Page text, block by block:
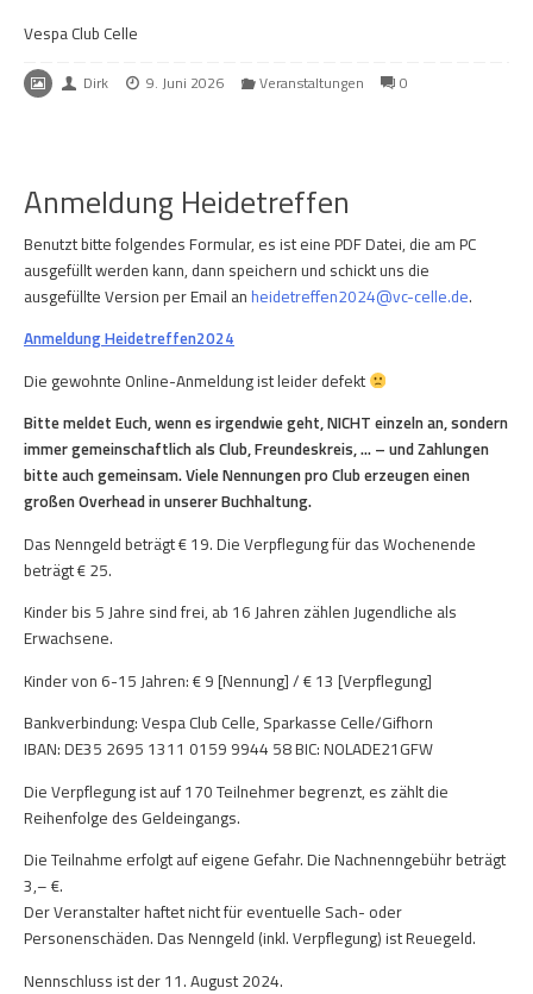
Vespa Club Celle
Dirk 9. Juni 2026 Veranstaltungen 0
Anmeldung Heidetreffen
Benutzt bitte folgendes Formular, es ist eine PDF Datei, die am PC
ausgefüllt werden kann, dann speichern und schickt uns die
ausgefüllte Version per Email an heidetreffen2024@vc-celle.de.
Anmeldung Heidetreffen2024
Die gewohnte Online-Anmeldung ist leider defekt
Bitte meldet Euch, wenn es irgendwie geht, NICHT einzeln an, sondern
immer gemeinschaftlich als Club, Freundeskreis, … – und Zahlungen
bitte auch gemeinsam. Viele Nennungen pro Club erzeugen einen
großen Overhead in unserer Buchhaltung.
Das Nenngeld beträgt € 19. Die Verpflegung für das Wochenende
beträgt € 25.
Kinder bis 5 Jahre sind frei, ab 16 Jahren zählen Jugendliche als
Erwachsene.
Kinder von 6-15 Jahren: € 9 [Nennung] / € 13 [Verpflegung]
Bankverbindung: Vespa Club Celle, Sparkasse Celle/Gifhorn
IBAN: DE35 2695 1311 0159 9944 58 BIC: NOLADE21GFW
Die Verpflegung ist auf 170 Teilnehmer begrenzt, es zählt die
Reihenfolge des Geldeingangs.
Die Teilnahme erfolgt auf eigene Gefahr. Die Nachnenngebühr beträgt
3,– €.
Der Veranstalter haftet nicht für eventuelle Sach- oder
Personenschäden. Das Nenngeld (inkl. Verpflegung) ist Reuegeld.
Nennschluss ist der 11. August 2024.